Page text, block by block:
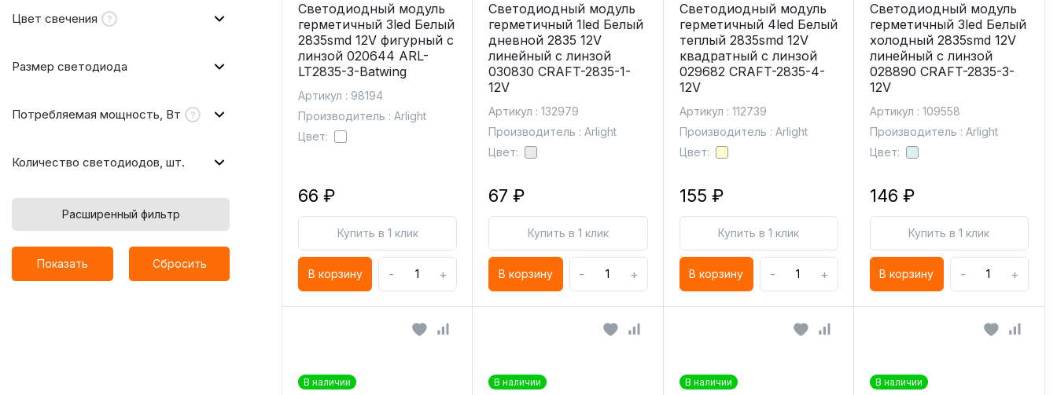
Цвет свечения
Размер светодиода
Потребляемая мощность, Вт
Количество светодиодов, шт.
Расширенный фильтр
Показать Сбросить
Светодиодный модуль
герметичный 3led Белый
2835smd 12V фигурный с
линзой 020644 ARL-
LT2835-3-Batwing
Артикул : 98194
Производитель : Arlight
Цвет:
66 ₽
Купить в 1 клик
В корзину - +
Светодиодный модуль
герметичный 1led Белый
дневной 2835 12V
линейный с линзой
030830 CRAFT-2835-1-
12V
Артикул : 132979
Производитель : Arlight
Цвет:
67 ₽
Купить в 1 клик
В корзину - +
Светодиодный модуль
герметичный 4led Белый
теплый 2835smd 12V
квадратный с линзой
029682 CRAFT-2835-4-
12V
Артикул : 112739
Производитель : Arlight
Цвет:
155 ₽
Купить в 1 клик
В корзину - +
Светодиодный модуль
герметичный 3led Белый
холодный 2835smd 12V
линейный с линзой
028890 CRAFT-2835-3-
12V
Артикул : 109558
Производитель : Arlight
Цвет:
146 ₽
Купить в 1 клик
В корзину - +
В наличии В наличии В наличии В наличии